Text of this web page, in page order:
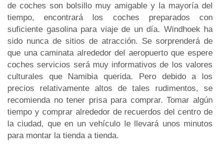
de coches son bolsillo muy amigable y la mayoría del
tiempo, encontrará los coches preparados con
suficiente gasolina para viaje de un día. Windhoek ha
sido nunca de sitios de atracción. Se sorprenderá de
que una caminata alrededor del aeropuerto que espere
coches servicios será muy informativos de los valores
culturales que Namibia querida. Pero debido a los
precios relativamente altos de tales rudimentos, se
recomienda no tener prisa para comprar. Tomar algún
tiempo y comprar alrededor de recuerdos del centro de
la ciudad, que en un vehículo le llevará unos minutos
para montar la tienda a tienda.